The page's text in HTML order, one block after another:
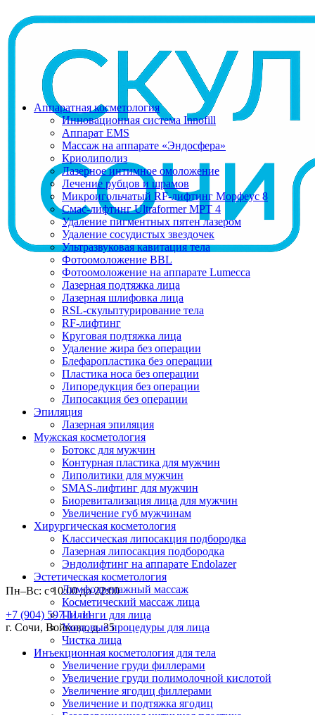
Пн–Вс: с 10:00 до 22:00
+7 (904) 597-11-11
г. Сочи, Войкова, д. 35
Аппаратная косметология
Инновационная система Innofill
Аппарат EMS
Массаж на аппарате «Эндосфера»
Криолиполиз
Лазерное интимное омоложение
Лечение рубцов и шрамов
Микроигольчатый RF-лифтинг Морфеус 8
Смас-лифтинг Ultraformer MPT 4
Удаление пигментных пятен лазером
Удаление сосудистых звездочек
Ультразвуковая кавитация тела
Фотоомоложение BBL
Фотоомоложение на аппарате Lumecca
Лазерная подтяжка лица
Лазерная шлифовка лица
RSL-скульптурирование тела
RF-лифтинг
Круговая подтяжка лица
Удаление жира без операции
Блефаропластика без операции
Пластика носа без операции
Липоредукция без операции
Липосакция без операции
Эпиляция
Лазерная эпиляция
Мужская косметология
Ботокс для мужчин
Контурная пластика для мужчин
Липолитики для мужчин
SMAS-лифтинг для мужчин
Биоревитализация лица для мужчин
Увеличение губ мужчинам
Хирургическая косметология
Классическая липосакция подбородка
Лазерная липосакция подбородка
Эндолифтинг на аппарате Endolazer
Эстетическая косметология
Лимфодренажный массаж
Косметический массаж лица
Пилинги для лица
Уходовые процедуры для лица
Чистка лица
Инъекционная косметология для тела
Увеличение груди филлерами
Увеличение груди полимолочной кислотой
Увеличение ягодиц филлерами
Увеличение и подтяжка ягодиц